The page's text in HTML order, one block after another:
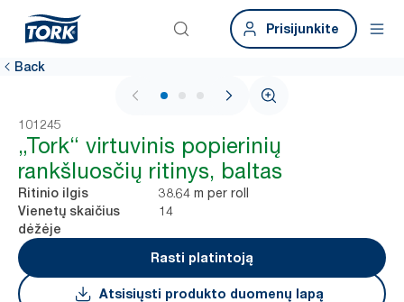
Prisijunkite
Back
1 / 3
101245
„Tork“ virtuvinis popierinių
rankšluosčių ritinys, baltas
Ritinio ilgis 38.64 m per roll
Vienetų skaičius
dėžėje
14
Rasti platintoją
Atsisiųsti produkto duomenų lapą